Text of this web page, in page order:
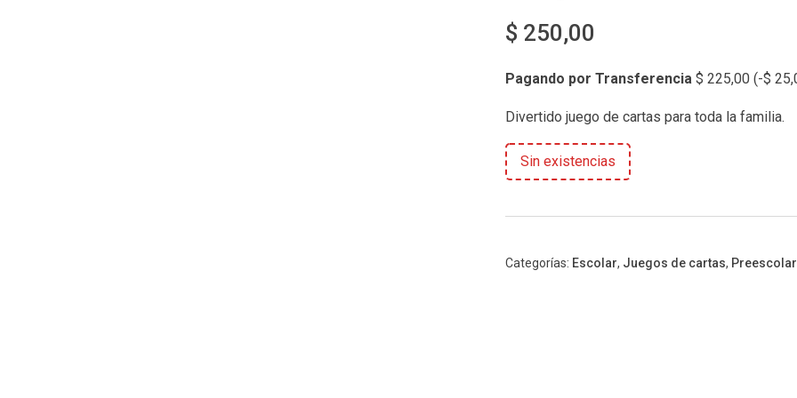
$ 250,00
Pagando por Transferencia $ 225,00 (-$
Divertido juego de cartas para toda la familia.
Sin existencias
Categorías: Escolar, Juegos de cartas, Preescolar